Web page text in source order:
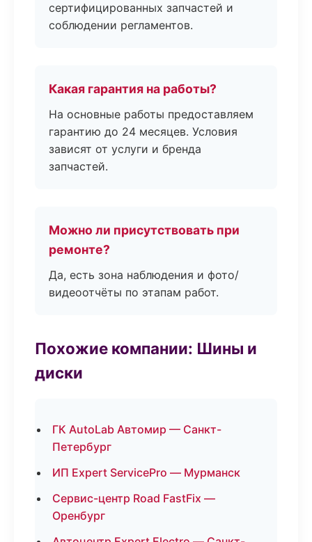
сертифицированных запчастей и
соблюдении регламентов.
Какая гарантия на работы?
На основные работы предоставляем
гарантию до 24 месяцев. Условия
зависят от услуги и бренда
запчастей.
Можно ли присутствовать при
ремонте?
Да, есть зона наблюдения и фото/
видеоотчёты по этапам работ.
Похожие компании: Шины и
диски
ГК AutoLab Автомир — Санкт-
Петербург
ИП Expert ServicePro — Мурманск
Сервис-центр Road FastFix —
Оренбург